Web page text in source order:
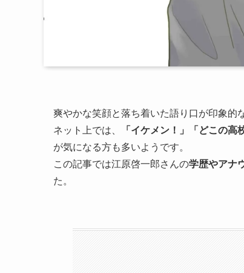
爽やかな笑顔と落ち着いた語り口が印象的
ネット上では、
「イケメン！」「どこの高
が気になる方も多いようです。
この記事では江原啓一郎さんの学歴やアナ
た。